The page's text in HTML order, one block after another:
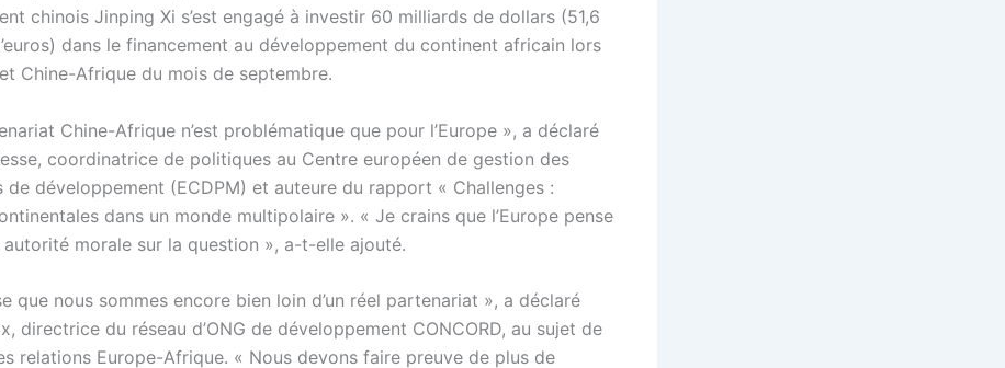
chinois Jinping Xi s’est engagé à investir 60 milliards de dollars (51,6
dans le financement au développement du continent africain lors
Chine-Afrique du mois de septembre.
Chine-Afrique n’est problématique que pour l’Europe », a déclaré
coordinatrice de politiques au Centre européen de gestion des
de développement (ECDPM) et auteure du rapport « Challenges :
dans un monde multipolaire ». « Je crains que l’Europe pense
autorité morale sur la question », a-t-elle ajouté.
que nous sommes encore bien loin d’un réel partenariat », a déclaré
directrice du réseau d’ONG de développement CONCORD, au sujet de
relations Europe-Afrique. « Nous devons faire preuve de plus de